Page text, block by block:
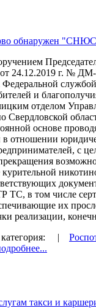
обнаружен
24.12.2019 г. №
и
отделом
Свердловской
основе
в отношении
с
курительной
ТС, в том числе
их
реализации,
|
такси и